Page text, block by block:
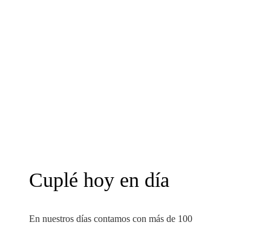
Cuplé hoy en día
En nuestros días contamos con más de 100